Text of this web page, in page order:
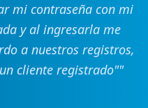
mi contraseña con mi
y al ingresarla me
a nuestros registros,
cliente registrado""